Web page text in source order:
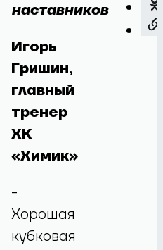
наставников
Игорь
Гришин,
главный
тренер
ХК
«Химик»
-
Хорошая
кубковая